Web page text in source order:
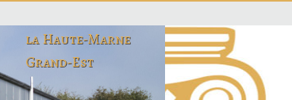
la Haute-Marne
Grand-Est